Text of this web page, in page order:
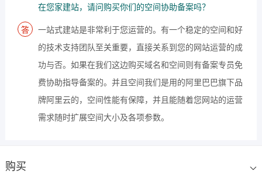
在您家建站，请问购买你们的空间协助备案吗？
一站式建站是非常利于您运营的。有一个稳定的空间和好
的技术支持团队至关重要，直接关系到您的网站运营的成
功与否。如果在我们这边购买域名和空间则有备案专员免
费协助指导备案的。并且空间我们是用的阿里巴巴旗下品
牌阿里云的，空间性能有保障，并且能随着您网站的运营
需求随时扩展空间大小及各项参数。
购买